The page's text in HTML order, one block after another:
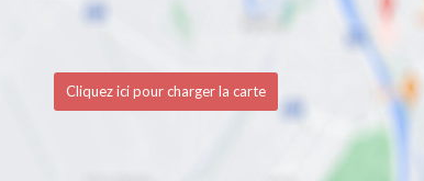
Cliquez ici pour charger la carte